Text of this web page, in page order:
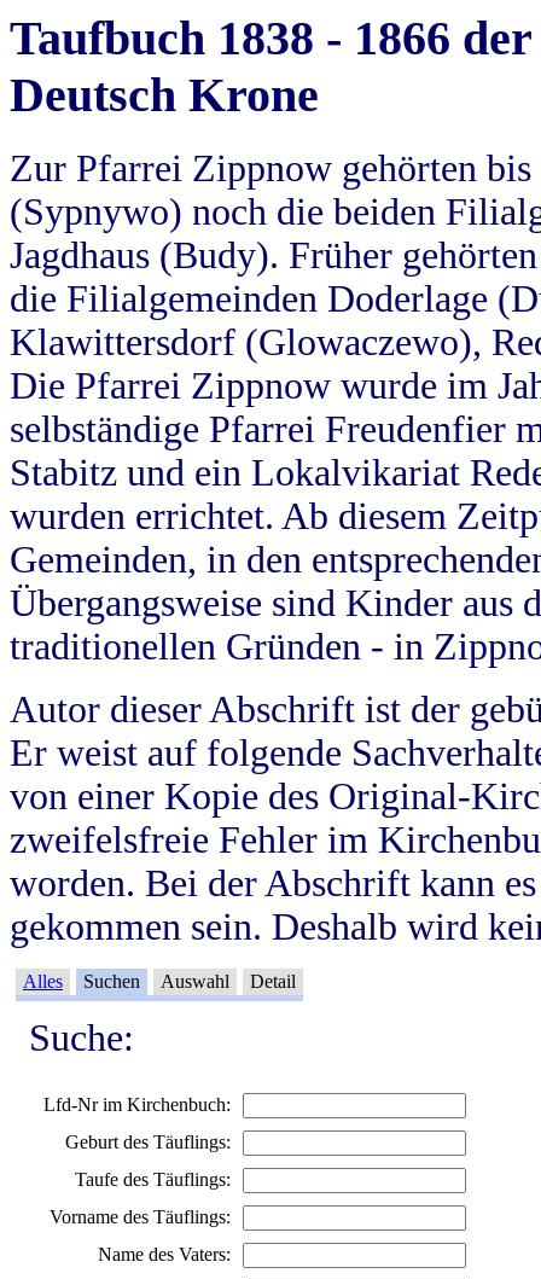
Taufbuch 1838 - 1866
Deutsch Krone
Zur Pfarrei Zippnow gehörten
(Sypnywo) noch die beiden
Jagdhaus (Budy). Früher
die Filialgemeinden Doderlage
Klawittersdorf (Glowaczewo),
Die Pfarrei Zippnow wurde im
selbständige Pfarrei Freudenfier
Stabitz und ein Lokalvikariat
wurden errichtet. Ab diesem
Gemeinden, in den
Übergangsweise sind Kinder aus
traditionellen Gründen - in
Autor dieser Abschrift ist der
Er weist auf folgende
von einer Kopie des Original-
zweifelsfreie Fehler im
worden. Bei der Abschrift kann
gekommen sein. Deshalb wird
Alles Suchen Auswahl Detail
Suche:
Lfd-Nr im Kirchenbuch:
Geburt des Täuflings:
Taufe des Täuflings:
Vorname des Täuflings:
Name des Vaters: